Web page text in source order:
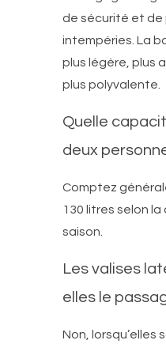
de sécurité et
intempéries. La
plus légère, plus
plus polyvalente.
Quelle
deux
Comptez
130 litres selon
saison.
Les valises
elles le
Non, lorsqu’elles